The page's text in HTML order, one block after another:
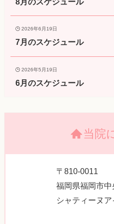
2026年6月19日
7月のスケジュール
2026年5月19日
6月のスケジュール
当院
〒810-0011
福岡県福岡市
シャティーヌ